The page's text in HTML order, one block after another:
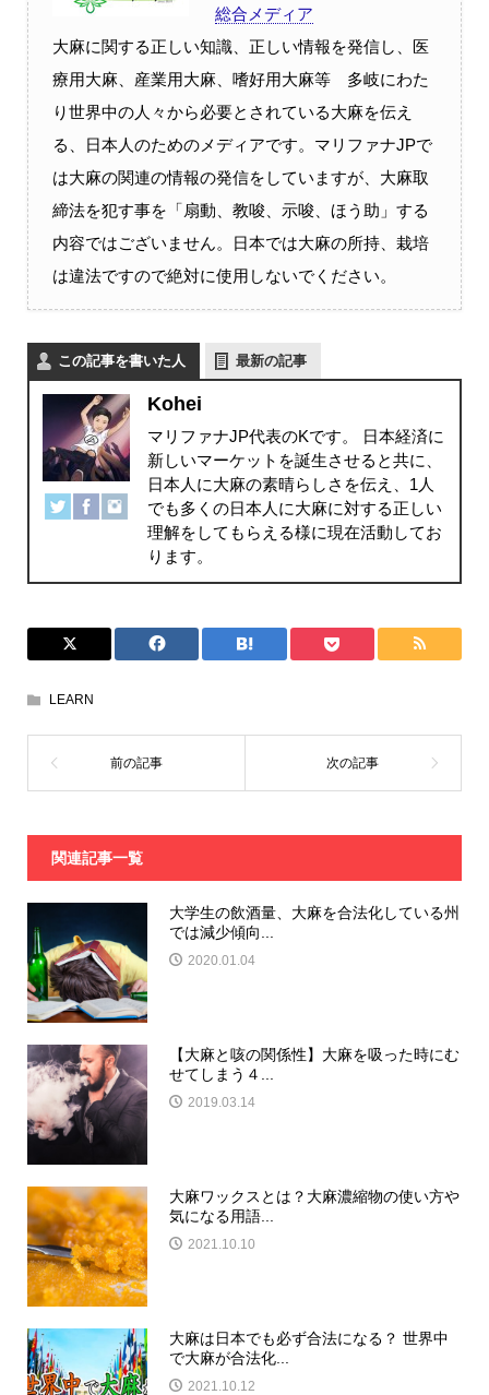
総合メディア
大麻に関する正しい知識、正しい情報を発信し、医
療用大麻、産業用大麻、嗜好用大麻等 多岐にわた
り世界中の人々から必要とされている大麻を伝え
る、日本人のためのメディアです。マリファナJPで
は大麻の関連の情報の発信をしていますが、大麻取
締法を犯す事を「扇動、教唆、示唆、ほう助」する
内容ではございません。日本では大麻の所持、栽培
は違法ですので絶対に使用しないでください。
この記事を書いた人 最新の記事
Kohei
マリファナJP代表のKです。 日本経済に
新しいマーケットを誕生させると共に、
日本人に大麻の素晴らしさを伝え、1人
でも多くの日本人に大麻に対する正しい
理解をしてもらえる様に現在活動してお
ります。
LEARN
関連記事一覧
大学生の飲酒量、大麻を合法化している州
では減少傾向...
2020.01.04
【大麻と咳の関係性】大麻を吸った時にむ
せてしまう４...
2019.03.14
大麻ワックスとは？大麻濃縮物の使い方や
気になる用語...
2021.10.10
大麻は日本でも必ず合法になる？ 世界中
で大麻が合法化...
2021.10.12